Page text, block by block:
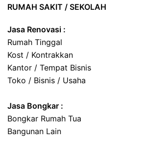
RUMAH SAKIT / SEKOLAH
Jasa Renovasi :
Rumah Tinggal
Kost / Kontrakkan
Kantor / Tempat Bisnis
Toko / Bisnis / Usaha
Jasa Bongkar :
Bongkar Rumah Tua
Bangunan Lain